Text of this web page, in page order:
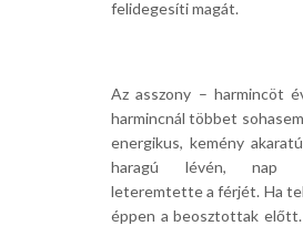
felidegesíti magát.
Az asszony – harmincöt
harmincnál többet
energikus, kemény
haragú lévén, nap
leteremtette a férjét. Ha
éppen a beosztottak előtt.